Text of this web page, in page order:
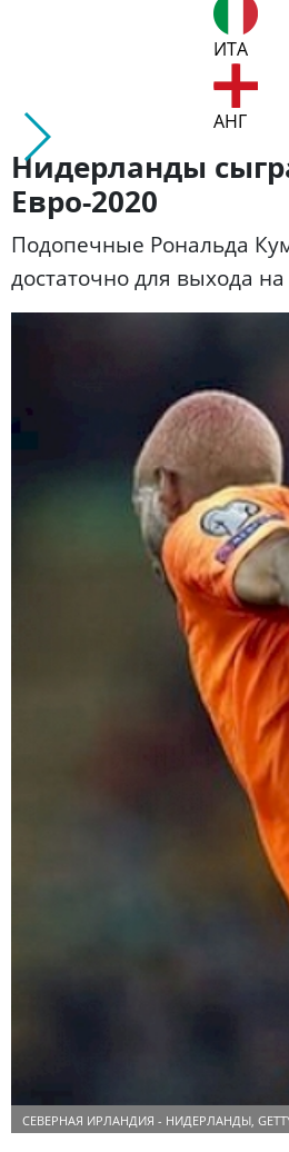
ИТА
АНГ
Нидерланды
Евро-2020
Подопечные Рональда
достаточно для выхода
СЕВЕРНАЯ ИРЛАНДИЯ - НИДЕРЛАНДЫ, GETTY